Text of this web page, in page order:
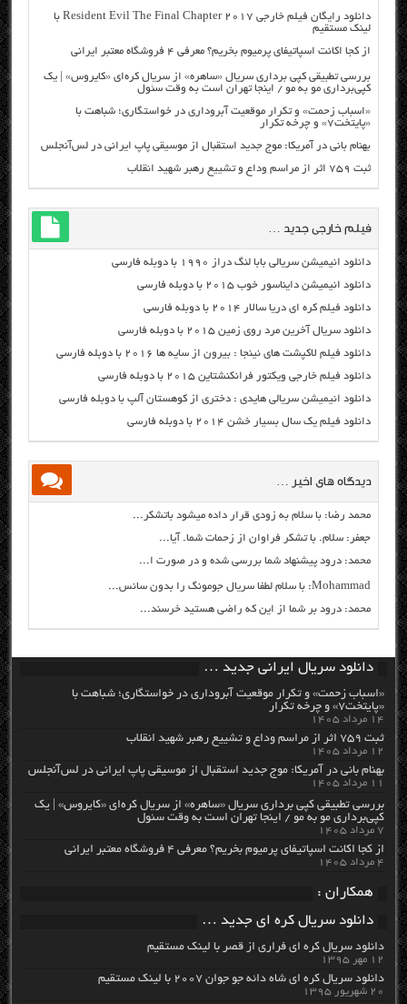
دانلود رایگان فیلم خارجی Resident Evil The Final Chapter 2017 با
لینک مستقیم
از کجا اکانت اسپاتیفای پرمیوم بخریم؟ معرفی ۴ فروشگاه معتبر ایرانی
بررسی تطبیقی کپی برداری سریال «ساهره» از سریال کره‌ای «کایروس» | یک
کپی‌برداری مو به مو / اینجا تهران است به وقت سئول
«اسباب زحمت» و تکرار موقعیت آبروداری در خواستگاری؛ شباهت با
«پایتخت۷» و چرخه تکرار
بهنام بانی در آمریکا: موج جدید استقبال از موسیقی پاپ ایرانی در لس‌آنجلس
ثبت ۷۵۹ اثر از مراسم وداع و تشییع رهبر شهید انقلاب
فیلم خارجی جدید …
دانلود انیمیشن سریالی بابا لنگ دراز ۱۹۹۰ با دوبله فارسی
دانلود انیمیشن دایناسور خوب ۲۰۱۵ با دوبله فارسی
دانلود فیلم کره ای دریا سالار ۲۰۱۴ با دوبله فارسی
دانلود سریال آخرین مرد روی زمین ۲۰۱۵ با دوبله فارسی
دانلود فیلم لاکپشت های نینجا : بیرون از سایه ها ۲۰۱۶ با دوبله فارسی
دانلود فیلم خارجی ویکتور فرانکنشتاین ۲۰۱۵ با دوبله فارسی
دانلود انیمیشن سریالی هایدی : دختری از کوهستان آلپ با دوبله فارسی
دانلود فیلم یک سال بسیار خشن ۲۰۱۴ با دوبله فارسی
دیدگاه های اخیر …
محمد رضا: با سلام به زودی قرار داده میشود باتشکر...
جعفر: سلام. با تشکر فراوان از زحمات شما. آیا...
محمد: درود پیشنهاد شما بررسی شده و در صورت ا...
Mohammad: با سلام لطفا سریال جومونگ را بدون سانس...
محمد: درود بر شما از این که راضی هستید خرسند...
دانلود سریال ایرانی جدید …
«اسباب زحمت» و تکرار موقعیت آبروداری در خواستگاری؛ شباهت با
«پایتخت۷» و چرخه تکرار
۱۴ مرداد ۱۴۰۵
ثبت ۷۵۹ اثر از مراسم وداع و تشییع رهبر شهید انقلاب
۱۲ مرداد ۱۴۰۵
بهنام بانی در آمریکا: موج جدید استقبال از موسیقی پاپ ایرانی در لس‌آنجلس
۱۱ مرداد ۱۴۰۵
بررسی تطبیقی کپی برداری سریال «ساهره» از سریال کره‌ای «کایروس» | یک
کپی‌برداری مو به مو / اینجا تهران است به وقت سئول
۷ مرداد ۱۴۰۵
از کجا اکانت اسپاتیفای پرمیوم بخریم؟ معرفی ۴ فروشگاه معتبر ایرانی
۴ مرداد ۱۴۰۵
همکاران :
دانلود سریال کره ای جدید …
دانلود سریال کره ای فراری از قصر با لینک مستقیم
۱۲ مهر ۱۳۹۵
دانلود سریال کره ای شاه دائه جو جوان ۲۰۰۷ با لینک مستقیم
۲۰ شهریور ۱۳۹۵